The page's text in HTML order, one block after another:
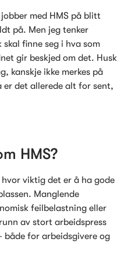
med HMS på blitt
på. Men jeg tenker
finne seg i hva som
gir beskjed om det. Husk
kanskje ikke merkes på
er det allerede alt for sent,
HMS?
viktig det er å ha gode
Manglende
feilbelastning eller
av stort arbeidspress
både for arbeidsgivere og